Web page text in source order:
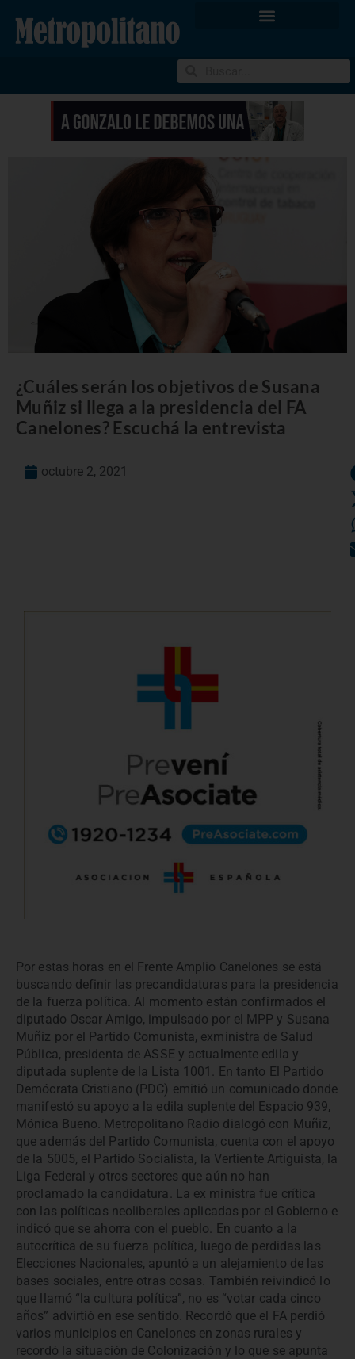
¿Cuáles serán los objetivos de Susana
Muñiz si llega a la presidencia del FA
Canelones? Escuchá la entrevista
octubre 2, 2021
Por estas horas en el Frente Amplio Canelones se está
buscando definir las precandidaturas para la presidencia
de la fuerza política. Al momento están confirmados el
diputado Oscar Amigo, impulsado por el MPP y Susana
Muñiz por el Partido Comunista, exministra de Salud
Pública, presidenta de ASSE y actualmente edila y
diputada suplente de la Lista 1001. En tanto El Partido
Demócrata Cristiano (PDC) emitió un comunicado donde
manifestó su apoyo a la edila suplente del Espacio 939,
Mónica Bueno. Metropolitano Radio dialogó con Muñiz,
que además del Partido Comunista, cuenta con el apoyo
de la 5005, el Partido Socialista, la Vertiente Artiguista, la
Liga Federal y otros sectores que aún no han
proclamado la candidatura. La ex ministra fue crítica
con las políticas neoliberales aplicadas por el Gobierno e
indicó que se ahorra con el pueblo. En cuanto a la
autocrítica de su fuerza política, luego de perdidas las
Elecciones Nacionales, apuntó a un alejamiento de las
bases sociales, entre otras cosas. También reivindicó lo
que llamó “la cultura política”, no es “votar cada cinco
años” advirtió en ese sentido. Recordó que el FA perdió
varios municipios en Canelones en zonas rurales y
recordó la situación de Colonización y lo que se apunta